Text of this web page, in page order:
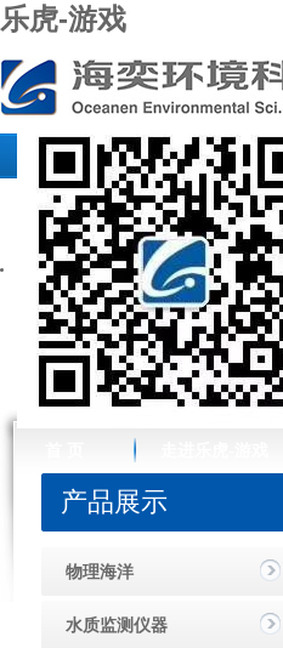
乐虎-游戏
产品展示
物理海洋
水质监测仪器